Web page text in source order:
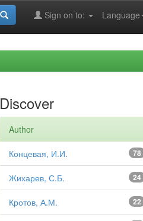
Language
Sign on to:
Discover
Author
78
Концевая, И.И.
24
Жихарев, С.Б.
22
Кротов, А.М.